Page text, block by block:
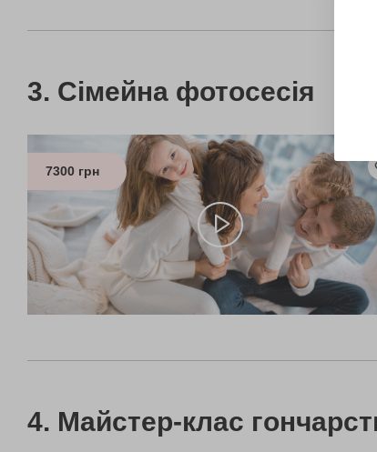
Сімейна фотосесія
7300 грн
Майстер-клас